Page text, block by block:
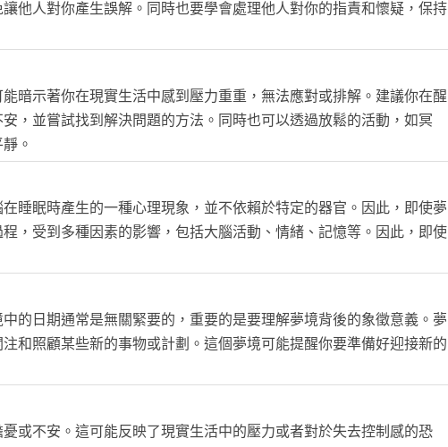
他人對你產生誤解。同時也要學會處理他人對你的指責和懷疑，保持
暗示著你在現實生活中感到壓力重重，無法應對或排解。建議你在醒
，並嘗試找到解決問題的方法。同時也可以透過放鬆的活動，如冥
。
睡眠時產生的一種心理現象，並不依賴於特定的器官。因此，即使夢
，受到多種因素的影響，包括大腦活動、情緒、記憶等。因此，即使
的日期通常是無關緊要的，重要的是要理解夢境背後的象徵意義。夢
和照顧某些新的事物或計劃。這個夢境可能提醒你要準備好迎接新的
或不安。這可能反映了現實生活中的壓力或者對於失去控制感的恐